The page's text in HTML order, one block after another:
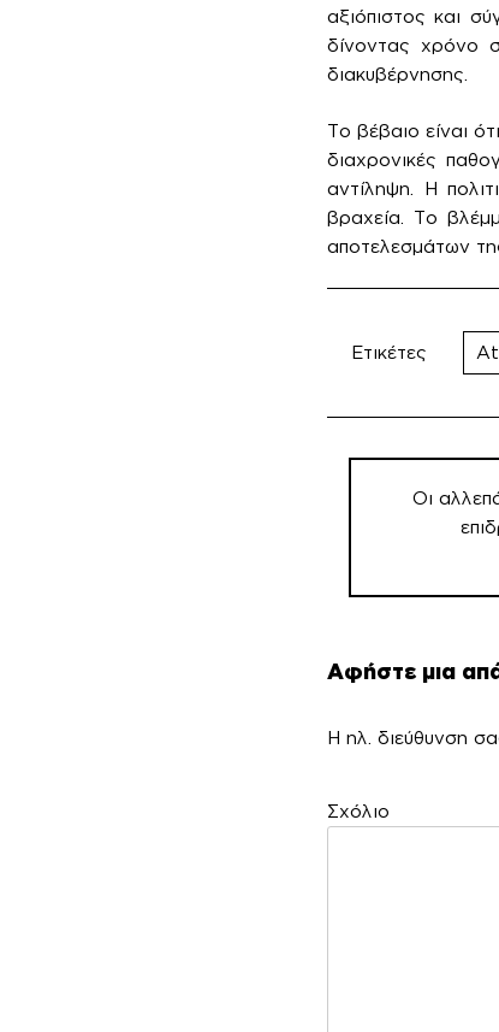
αξιόπιστος και
δίνοντας χρόνο
διακυβέρνησης.
Το βέβαιο είναι
διαχρονικές
αντίληψη. Η
βραχεία. Το
αποτελεσμάτων
Ετικέτες
Πλοήγηση
άρθρωνΟι
Αφήστε μια
Η ηλ. διεύθυνση